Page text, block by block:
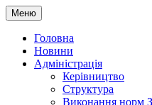
Меню
Головна
Новини
Адміністрація
Керівництво
Структура
Виконання норм